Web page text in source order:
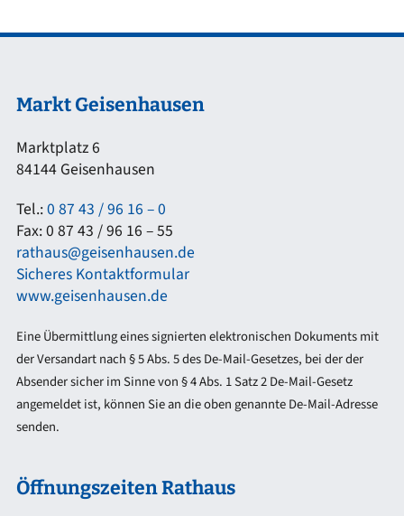
Markt Geisenhausen
Marktplatz 6
84144 Geisenhausen
Tel.:0 87 43 / 96 16 – 0
Fax: 0 87 43 / 96 16 – 55
rathaus@geisenhausen.de
Sicheres Kontaktformular
www.geisenhausen.de
Eine Übermittlung eines signierten elektronischen Dokuments mit
der Versandart nach § 5 Abs. 5 des De-Mail-Gesetzes, bei der der
Absender sicher im Sinne von § 4 Abs. 1 Satz 2 De-Mail-Gesetz
angemeldet ist, können Sie an die oben genannte De-Mail-Adresse
senden.
Öffnungszeiten Rathaus